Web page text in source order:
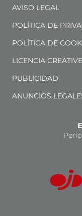
AVISO LEGAL
POLÍTICA DE
POLÍTICA DE
LICENCIA
PUBLICIDAD
ANUNCIOS